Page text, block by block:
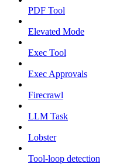
PDF Tool
Elevated Mode
Exec Tool
Exec Approvals
Firecrawl
LLM Task
Lobster
Tool-loop detection